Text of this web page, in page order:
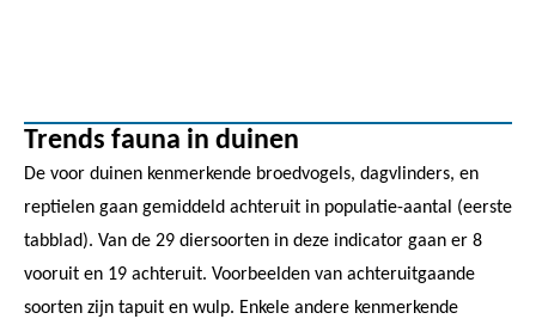
Trends fauna in duinen
De voor duinen kenmerkende broedvogels, dagvlinders, en
reptielen gaan gemiddeld achteruit in populatie-aantal (eerste
tabblad). Van de 29 diersoorten in deze indicator gaan er 8
vooruit en 19 achteruit. Voorbeelden van achteruitgaande
soorten zijn tapuit en wulp. Enkele andere kenmerkende